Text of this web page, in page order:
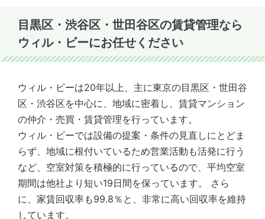
目黒区・渋谷区・世田谷区の賃貸管理なら
ウィル・ビーにお任せください
ウィル・ビーは20年以上、主に東京の目黒区・世田谷
区・渋谷区を中心に、地域に密着し、賃貸マンション
の仲介・売買・賃貸管理を行っています。
ウィル・ビーでは設備の提案・条件の見直しにとどま
らず、地域に根付いているため営業活動も活発に行う
など、空室対策を積極的に行っているので、平均空室
期間は他社より短い19日間を保っています。 さら
に、家賃回収率も99.8％と、非常に高い回収率を維持
しています。